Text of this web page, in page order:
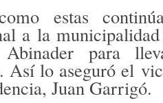
estas
a la municipalidad
Abinader para
Así lo aseguró el
Juan Garrigó.